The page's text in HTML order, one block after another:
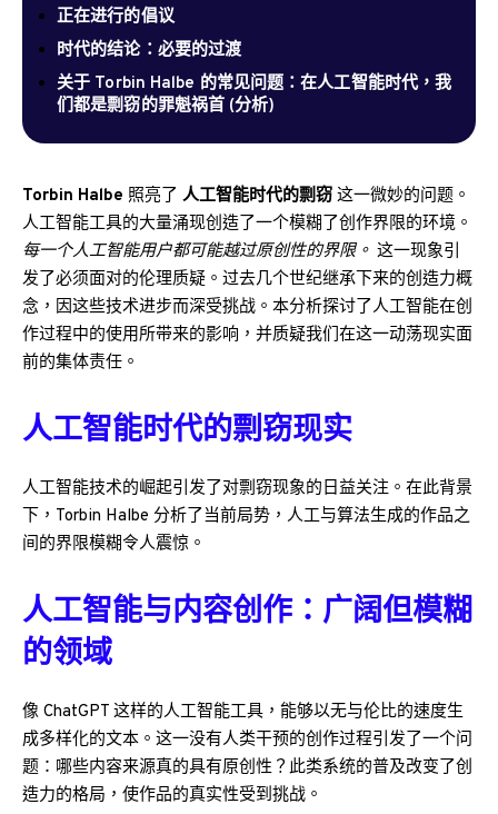
正在进行的倡议
时代的结论：必要的过渡
关于 Torbin Halbe 的常见问题：在人工智能时代，我
们都是剽窃的罪魁祸首 (分析)
Torbin Halbe 照亮了 人工智能时代的剽窃 这一微妙的问题。
人工智能工具的大量涌现创造了一个模糊了创作界限的环境。
每一个人工智能用户都可能越过原创性的界限。 这一现象引
发了必须面对的伦理质疑。过去几个世纪继承下来的创造力概
念，因这些技术进步而深受挑战。本分析探讨了人工智能在创
作过程中的使用所带来的影响，并质疑我们在这一动荡现实面
前的集体责任。
人工智能时代的剽窃现实
人工智能技术的崛起引发了对剽窃现象的日益关注。在此背景
下，Torbin Halbe 分析了当前局势，人工与算法生成的作品之
间的界限模糊令人震惊。
人工智能与内容创作：广阔但模糊
的领域
像 ChatGPT 这样的人工智能工具，能够以无与伦比的速度生
成多样化的文本。这一没有人类干预的创作过程引发了一个问
题：哪些内容来源真的具有原创性？此类系统的普及改变了创
造力的格局，使作品的真实性受到挑战。